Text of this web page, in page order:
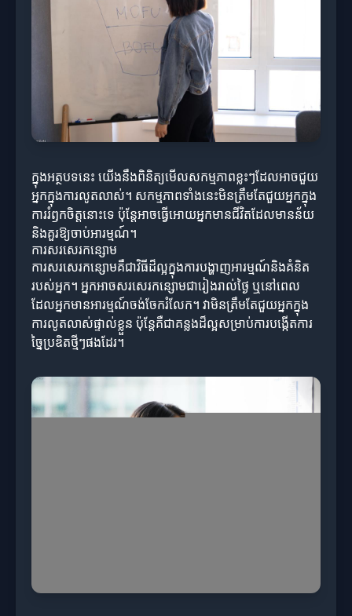
ក្នុងអត្ថបទនេះ យើងនឹងពិនិត្យមើលសកម្មភាពខ្លះៗដែលអាចជួយ
អ្នកក្នុងការលូតលាស់។ សកម្មភាពទាំងនេះមិនត្រឹមតែជួយអ្នកក្នុង
ការរំឭកចិត្តនោះទេ ប៉ុន្តែអាចធ្វើអោយអ្នកមានជីវិតដែលមានន័យ
និងគួរឱ្យចាប់អារម្មណ៍។
ការសរសេរកន្សោម
ការសរសេរកន្សោមគឺជាវិធីដ៏ល្អក្នុងការបង្ហាញអារម្មណ៍និងគំនិត
របស់អ្នក។ អ្នកអាចសរសេរកន្សោមជារៀងរាល់ថ្ងៃ ឬនៅពេល
ដែលអ្នកមានអារម្មណ៍ចង់ចែករំលែក។ វាមិនត្រឹមតែជួយអ្នកក្នុង
ការលូតលាស់ផ្ទាល់ខ្លួន ប៉ុន្តែគឺជាគន្លងដ៏ល្អសម្រាប់ការបង្កើតការ
ច្នៃប្រឌិតថ្មីៗផងដែរ។